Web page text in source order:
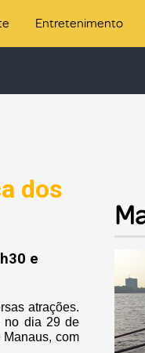
Entretenimento
dos
e
atrações.
no dia 29 de
com